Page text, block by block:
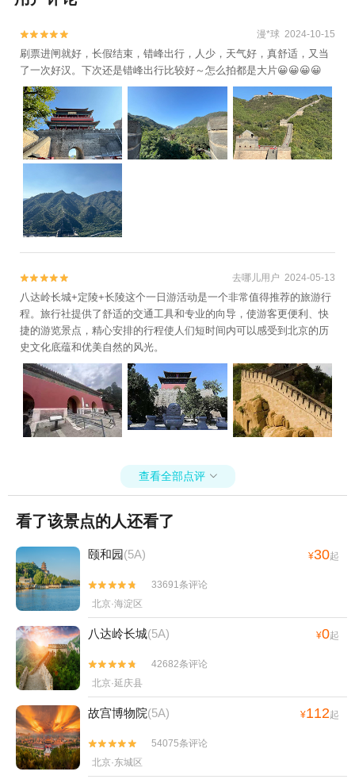

 漫*球 2024-10-15
刷票进闸就好，长假结束，错峰出行，人少，天气好，真舒适，又当
了一次好汉。下次还是错峰出行比较好～怎么拍都是大片😀😀😀😀

 去哪儿用户 2024-05-13
八达岭长城+定陵+长陵这个一日游活动是一个非常值得推荐的旅游行
程。旅行社提供了舒适的交通工具和专业的向导，使游客更便利、快
捷的游览景点，精心安排的行程使人们短时间内可以感受到北京的历
史文化底蕴和优美自然的风光。
查看全部点评 
看了该景点的人还看了
颐和园(5A) ¥30起


33691条评论
北京·海淀区
八达岭长城(5A) ¥0起


42682条评论
北京·延庆县
故宫博物院(5A) ¥112起


54075条评论
北京·东城区